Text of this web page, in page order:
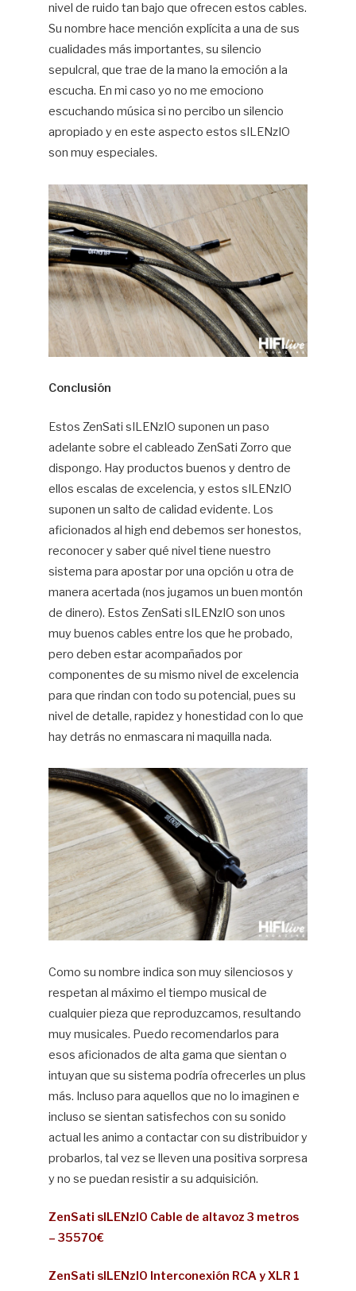
nivel de ruido tan bajo que ofrecen estos cables.
Su nombre hace mención explícita a una de sus
cualidades más importantes, su silencio
sepulcral, que trae de la mano la emoción a la
escucha. En mi caso yo no me emociono
escuchando música si no percibo un silencio
apropiado y en este aspecto estos sILENzIO
son muy especiales.
Conclusión
Estos ZenSati sILENzIO suponen un paso
adelante sobre el cableado ZenSati Zorro que
dispongo. Hay productos buenos y dentro de
ellos escalas de excelencia, y estos sILENzIO
suponen un salto de calidad evidente. Los
aficionados al high end debemos ser honestos,
reconocer y saber qué nivel tiene nuestro
sistema para apostar por una opción u otra de
manera acertada (nos jugamos un buen montón
de dinero). Estos ZenSati sILENzIO son unos
muy buenos cables entre los que he probado,
pero deben estar acompañados por
componentes de su mismo nivel de excelencia
para que rindan con todo su potencial, pues su
nivel de detalle, rapidez y honestidad con lo que
hay detrás no enmascara ni maquilla nada.
Como su nombre indica son muy silenciosos y
respetan al máximo el tiempo musical de
cualquier pieza que reproduzcamos, resultando
muy musicales. Puedo recomendarlos para
esos aficionados de alta gama que sientan o
intuyan que su sistema podría ofrecerles un plus
más. Incluso para aquellos que no lo imaginen e
incluso se sientan satisfechos con su sonido
actual les animo a contactar con su distribuidor y
probarlos, tal vez se lleven una positiva sorpresa
y no se puedan resistir a su adquisición.
ZenSati sILENzIO Cable de altavoz 3 metros
– 35570€
ZenSati sILENzIO Interconexión RCA y XLR 1